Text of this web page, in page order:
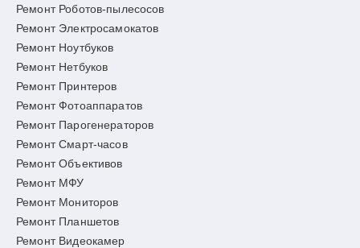
Ремонт Роботов-пылесосов
Ремонт Электросамокатов
Ремонт Ноутбуков
Ремонт Нетбуков
Ремонт Принтеров
Ремонт Фотоаппаратов
Ремонт Парогенераторов
Ремонт Смарт-часов
Ремонт Объективов
Ремонт МФУ
Ремонт Мониторов
Ремонт Планшетов
Ремонт Видеокамер